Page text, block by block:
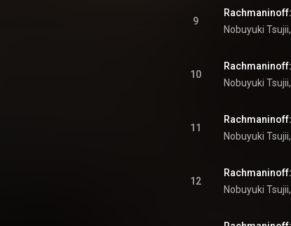
9
Nobuyuki Tsujii,
10
Nobuyuki Tsujii,
11
Nobuyuki Tsujii,
12
Nobuyuki Tsujii,